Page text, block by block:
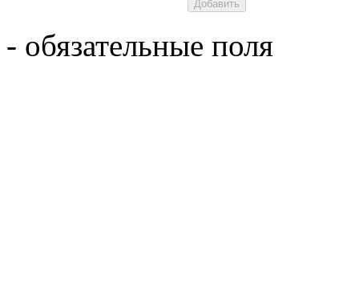
- обязательные поля